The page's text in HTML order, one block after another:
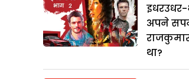
अपने
था?